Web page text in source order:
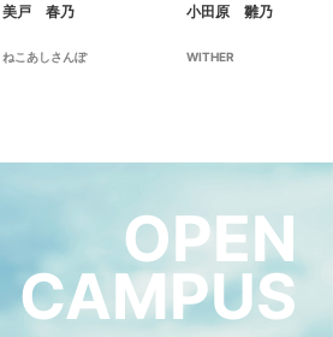
美戸 春乃
ねこあしさんぽ
小田原 雛乃
WITHER
OPEN
CAMPUS